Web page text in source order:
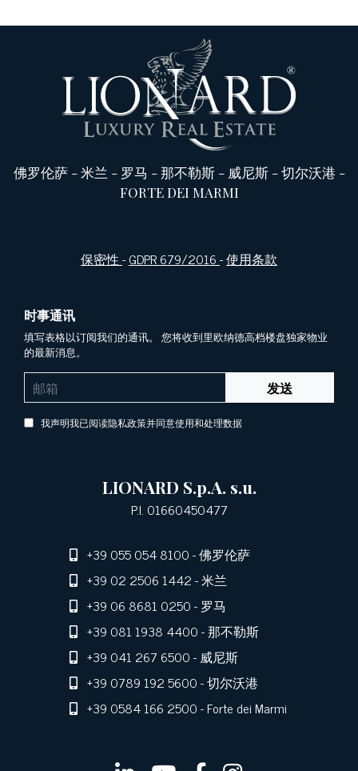
佛罗伦萨-米兰 - 罗马 -那不勒斯- 威尼斯-切尔沃港 -
FORTE DEI MARMI
保密性-GDPR 679/2016-使用条款
时事通讯
填写表格以订阅我们的通讯。 您将收到里欧纳德高档楼盘独家物业
的最新消息。
发送
我声明我已阅读隐私政策并同意使用和处理数据
LIONARD S.p.A. s.u.
P.I. 01660450477
+39 055 054 8100- 佛罗伦萨
+39 02 2506 1442- 米兰
+39 06 8681 0250- 罗马
+39 081 1938 4400- 那不勒斯
+39 041 267 6500- 威尼斯
+39 0789 192 5600- 切尔沃港
+39 0584 166 2500- Forte dei Marmi